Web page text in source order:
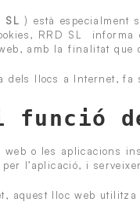
SL) està especialment
RRD SL informa
amb la finalitat
dels llocs a Internet,
o les aplicacions
l’aplicació, i
aquest lloc web utilitza